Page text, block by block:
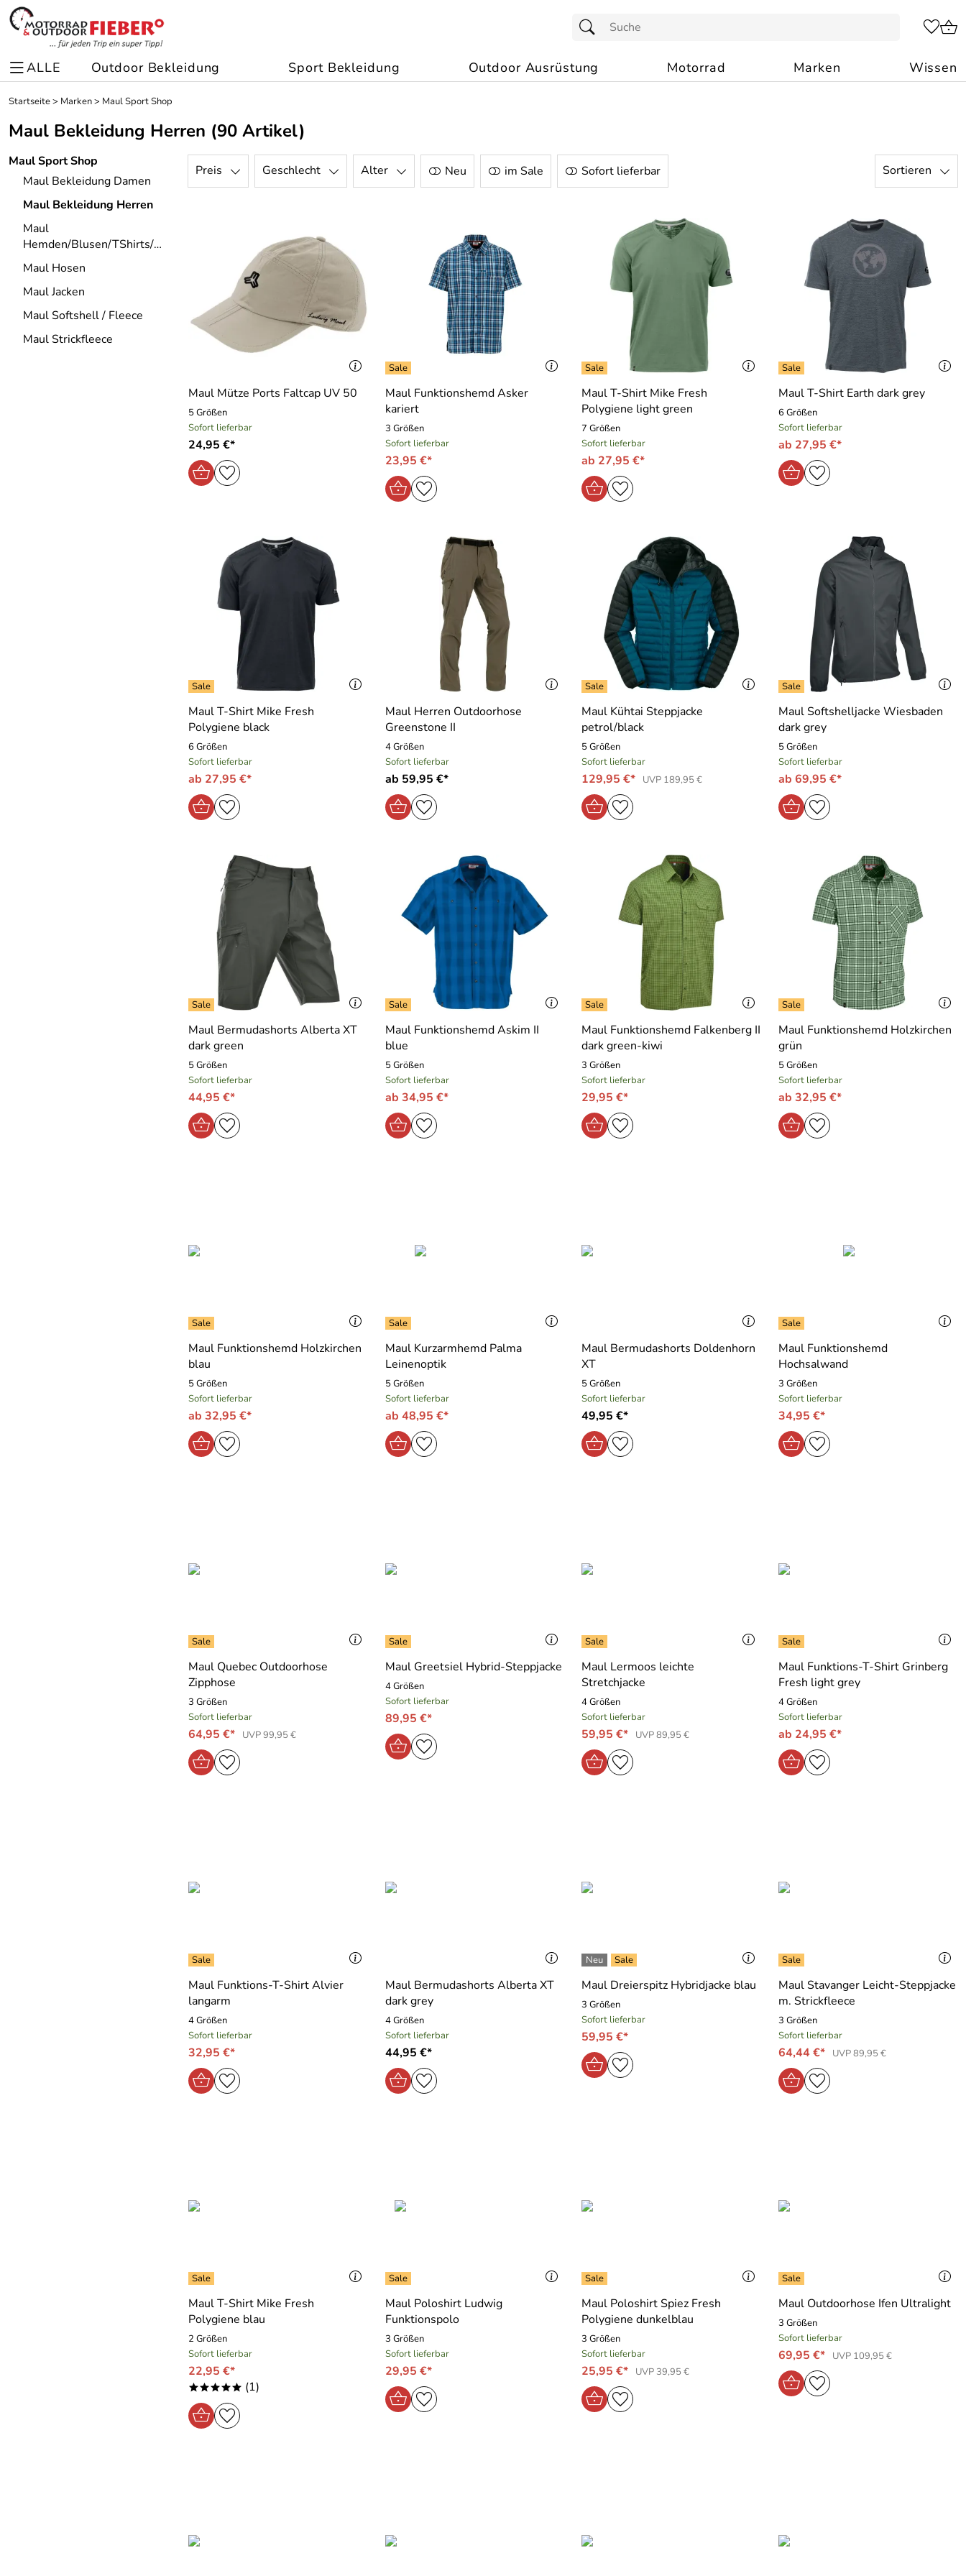
ALLE Outdoor Bekleidung Sport Bekleidung Outdoor Ausrüstung Motorrad Marken Wissen
Startseite> Marken> Maul Sport Shop
Maul Bekleidung Herren (90 Artikel)
Maul Sport Shop
Maul Bekleidung Damen
Maul Bekleidung Herren
Maul
Hemden/Blusen/TShirts/Kleider
Maul Hosen
Maul Jacken
Maul Softshell / Fleece
Maul Strickfleece
Preis Geschlecht Alter Neu im Sale Sofort lieferbar Sortieren
Maul Mütze Ports Faltcap UV 50
5 Größen
Sofort lieferbar
24,95 €*
Maul Funktionshemd Asker
kariert
3 Größen
Sofort lieferbar
23,95 €*
Maul T-Shirt Mike Fresh
Polygiene light green
7 Größen
Sofort lieferbar
ab 27,95 €*
Maul T-Shirt Earth dark grey
6 Größen
Sofort lieferbar
ab 27,95 €*
Maul T-Shirt Mike Fresh
Polygiene black
6 Größen
Sofort lieferbar
ab 27,95 €*
Maul Herren Outdoorhose
Greenstone II
4 Größen
Sofort lieferbar
ab 59,95 €*
Maul Kühtai Steppjacke
petrol/black
5 Größen
Sofort lieferbar
129,95 €* UVP 189,95 €
Maul Softshelljacke Wiesbaden
dark grey
5 Größen
Sofort lieferbar
ab 69,95 €*
Maul Bermudashorts Alberta XT
dark green
5 Größen
Sofort lieferbar
44,95 €*
Maul Funktionshemd Askim II
blue
5 Größen
Sofort lieferbar
ab 34,95 €*
Maul Funktionshemd Falkenberg II
dark green-kiwi
3 Größen
Sofort lieferbar
29,95 €*
Maul Funktionshemd Holzkirchen
grün
5 Größen
Sofort lieferbar
ab 32,95 €*
Maul Funktionshemd Holzkirchen
blau
5 Größen
Sofort lieferbar
ab 32,95 €*
Maul Kurzarmhemd Palma
Leinenoptik
5 Größen
Sofort lieferbar
ab 48,95 €*
Maul Bermudashorts Doldenhorn
XT
5 Größen
Sofort lieferbar
49,95 €*
Maul Funktionshemd
Hochsalwand
3 Größen
Sofort lieferbar
34,95 €*
Maul Quebec Outdoorhose
Zipphose
3 Größen
Sofort lieferbar
64,95 €* UVP 99,95 €
Maul Greetsiel Hybrid-Steppjacke
4 Größen
Sofort lieferbar
89,95 €*
Maul Lermoos leichte
Stretchjacke
4 Größen
Sofort lieferbar
59,95 €* UVP 89,95 €
Maul Funktions-T-Shirt Grinberg
Fresh light grey
4 Größen
Sofort lieferbar
ab 24,95 €*
Maul Funktions-T-Shirt Alvier
langarm
4 Größen
Sofort lieferbar
32,95 €*
Maul Bermudashorts Alberta XT
dark grey
4 Größen
Sofort lieferbar
44,95 €*
Maul Dreierspitz Hybridjacke blau
3 Größen
Sofort lieferbar
59,95 €*
Maul Stavanger Leicht-Steppjacke
m. Strickfleece
3 Größen
Sofort lieferbar
64,44 €* UVP 89,95 €
Maul T-Shirt Mike Fresh
Polygiene blau
2 Größen
Sofort lieferbar
22,95 €*
***** (1)
Maul Poloshirt Ludwig
Funktionspolo
3 Größen
Sofort lieferbar
29,95 €*
Maul Poloshirt Spiez Fresh
Polygiene dunkelblau
3 Größen
Sofort lieferbar
25,95 €* UVP 39,95 €
Maul Outdoorhose Ifen Ultralight
3 Größen
Sofort lieferbar
69,95 €* UVP 109,95 €